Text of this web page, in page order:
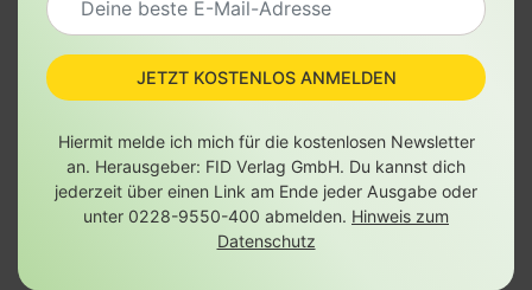
JETZT KOSTENLOS ANMELDEN
Hiermit melde ich mich für die kostenlosen Newsletter
an. Herausgeber: FID Verlag GmbH. Du kannst dich
jederzeit über einen Link am Ende jeder Ausgabe oder
unter 0228-9550-400 abmelden. Hinweis zum
Datenschutz